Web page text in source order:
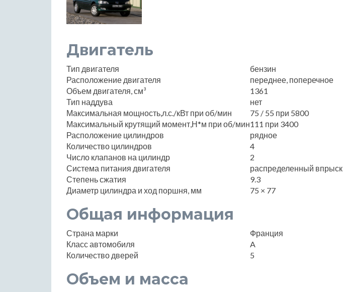
Двигатель
Тип двигателя
бензин
Расположение двигателя
переднее, поперечное
Объем двигателя, см³
1361
Тип наддува
нет
Максимальная мощность,л.с./кВт при об/мин
75 / 55 при 5800
Максимальный крутящий момент,Н*м при об/мин111 при 3400
Расположение цилиндров
рядное
Количество цилиндров
4
Число клапанов на цилиндр
2
Система питания двигателя
распределенный впрыск
Степень сжатия
9.3
Диаметр цилиндра и ход поршня, мм
75 × 77
Общая информация
Страна марки
Франция
Класс автомобиля
A
Количество дверей
5
Объем и масса